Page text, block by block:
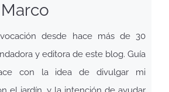
desde hace más de 30
y editora de este blog. Guía
con la idea de divulgar mi